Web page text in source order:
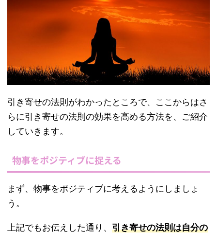
引き寄せの法則がわかったところで、ここからはさ
らに引き寄せの法則の効果を高める方法を、ご紹介
していきます。
物事をポジティブに捉える
まず、物事をポジティブに考えるようにしましょ
う。
上記でもお伝えした通り、 引き寄せの法則は自分の